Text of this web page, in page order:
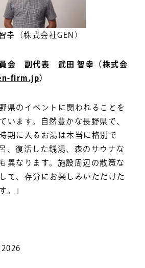
幸（株式会社GEN）
員会 副代表 武田 智幸（株式会
firm.jp）
県のイベントに関われることを
います。自然豊かな長野県で、
期に入るお湯は本当に格別で
、復活した銭湯、森のサウナな
異なります。施設周辺の散策な
て、存分にお楽しみいただけた
。」